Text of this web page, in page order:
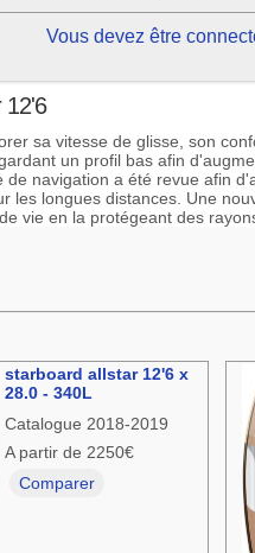
Vous devez être
12'6
sa vitesse de glisse, son
un profil bas afin
navigation a été revue afin
les longues distances. Une
vie en la protégeant des
starboard allstar 12'6 x
28.0 - 340L
Catalogue 2018-2019
A partir de 2250€
Comparer